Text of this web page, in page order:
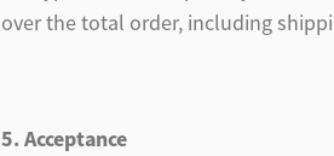
over the total order, including
5. Acceptance